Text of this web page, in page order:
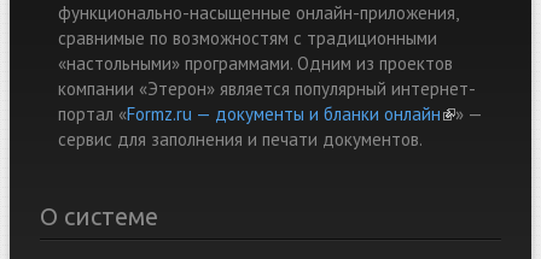
функционально-насыщенные онлайн-приложения,
сравнимые по возможностям с традиционными
«настольными» программами. Одним из проектов
компании «Этерон» является популярный интернет-
портал «Formz.ru — документы и бланки онлайн(link is
» —
cервис для заполнения и печати документов.
О системе